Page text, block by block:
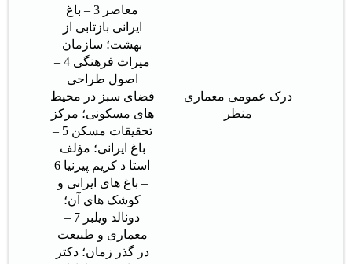
درک عمومی معماری
منظر
معاصر 3 – باغ
ایرانی بازتابی از
بهشت؛ سازمان
میراث فرهنگی 4 –
اصول طراحی
فضای سبز در محیط
های مسکونی؛ مرکز
تحقیقات مسکن 5 –
باغ ایرانی؛ مؤلف
استا د کریم پیرنیا 6
– باغ های ایرانی و
کوشک های آن؛
دونالد ویلبر 7 –
معماری و طبیعت
در گذر زمان؛ دکتر